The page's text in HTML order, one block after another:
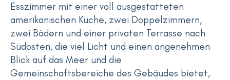
Esszimmer mit einer voll ausgestatteten
amerikanischen Küche, zwei Doppelzimmern,
zwei Bädern und einer privaten Terrasse nach
Südosten, die viel Licht und einen angenehmen
Blick auf das Meer und die
Gemeinschaftsbereiche des Gebäudes bietet,